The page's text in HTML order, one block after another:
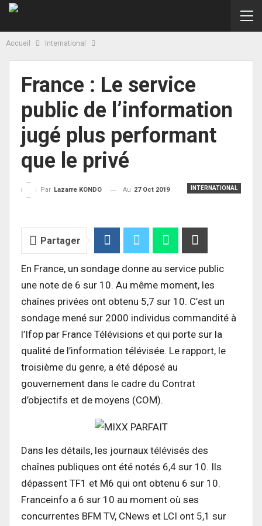
Accueil International
France : Le service
public de l’information
jugé plus performant
que le privé
INTERNATIONAL
Par Lazarre KONDO Au 27 Oct 2019
Partager
En France, un sondage donne au service public
une note de 6 sur 10. Au même moment, les
chaînes privées ont obtenu 5,7 sur 10. C’est un
sondage mené sur 2000 individus commandité à
l’Ifop par France Télévisions et qui porte sur la
qualité de l’information télévisée. Le rapport, le
troisième du genre, a été déposé au
gouvernement dans le cadre du Contrat
d’objectifs et de moyens (COM).
Dans les détails, les journaux télévisés des
chaînes publiques ont été notés 6,4 sur 10. Ils
dépassent TF1 et M6 qui ont obtenu 6 sur 10.
Franceinfo a 6 sur 10 au moment où ses
concurrentes BFM TV, CNews et LCI ont 5,1 sur